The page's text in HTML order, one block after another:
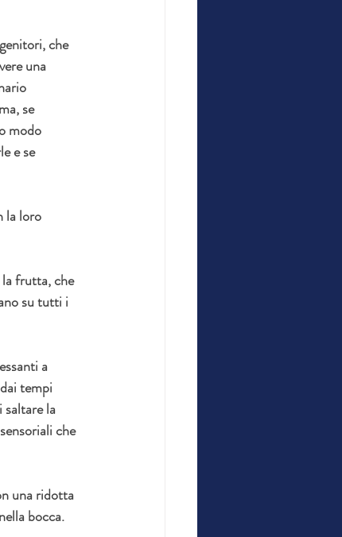
che
una
se
modo
e se
la loro
frutta, che
su tutti i
a
tempi
la
che
una ridotta
bocca.